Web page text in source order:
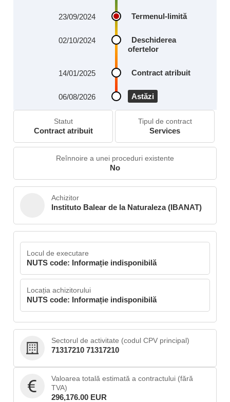
Termenul-limită
23/09/2024
Deschiderea
ofertelor
02/10/2024
Contract atribuit
14/01/2025
Astăzi
06/08/2026
Statut
Contract atribuit
Tipul de contract
Services
Reînnoire a unei proceduri existente
No
Achizitor
Instituto Balear de la Naturaleza (IBANAT)
Locul de executare
NUTS code: Informație indisponibilă
Locația achizitorului
NUTS code: Informație indisponibilă
Sectorul de activitate (codul CPV principal)
71317210 71317210
Valoarea totală estimată a contractului (fără
TVA)
296,176.00 EUR